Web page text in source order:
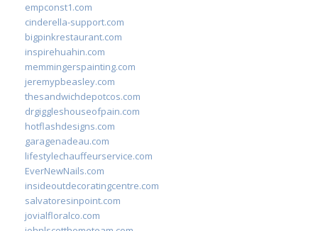
empconst1.com
cinderella-support.com
bigpinkrestaurant.com
inspirehuahin.com
memmingerspainting.com
jeremypbeasley.com
thesandwichdepotcos.com
drgiggleshouseofpain.com
hotflashdesigns.com
garagenadeau.com
lifestylechauffeurservice.com
EverNewNails.com
insideoutdecoratingcentre.com
salvatoresinpoint.com
jovialfloralco.com